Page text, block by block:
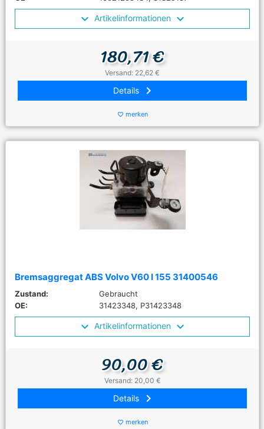
Artikelinformationen
180,71 €
Versand: 22,62 €
Details keyboard_arrow_right
favorite_border merken
Bremsaggregat ABS Volvo V60 I 155 31400546
Zustand:
Gebraucht
OE:
31423348, P31423348
Artikelinformationen
90,00 €
Versand: 20,00 €
Details keyboard_arrow_right
favorite_border merken